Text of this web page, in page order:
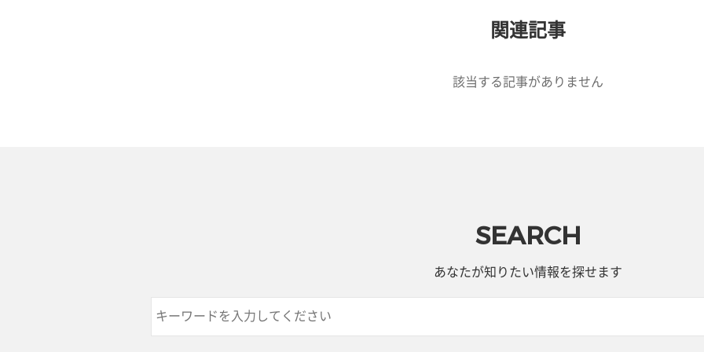
関連記事
該当する記事がありません
SEARCH
あなたが知りたい情報を探せます